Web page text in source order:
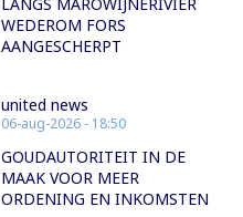
WEDEROM FORS
AANGESCHERPT
united news
06-aug-2026 - 18:50
GOUDAUTORITEIT IN DE
MAAK VOOR MEER
ORDENING EN INKOMSTEN